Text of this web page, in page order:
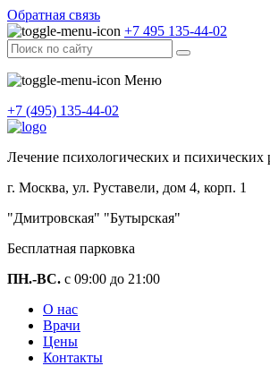
Обратная связь
+7 495 135-44-02
Меню
+7 (495) 135-44-02
Лечение психологических и психических
г. Москва, ул. Руставели, дом 4, корп. 1
"Дмитровская" "Бутырская"
Бесплатная парковка
ПН.-ВС. с 09:00 до 21:00
О нас
Врачи
Цены
Контакты